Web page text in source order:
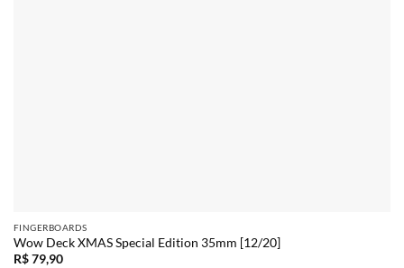
FINGERBOARDS
Wow Deck XMAS Special Edition 35mm [12/20]
R$79,90